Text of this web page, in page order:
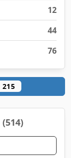
12
44
76
215
(514)